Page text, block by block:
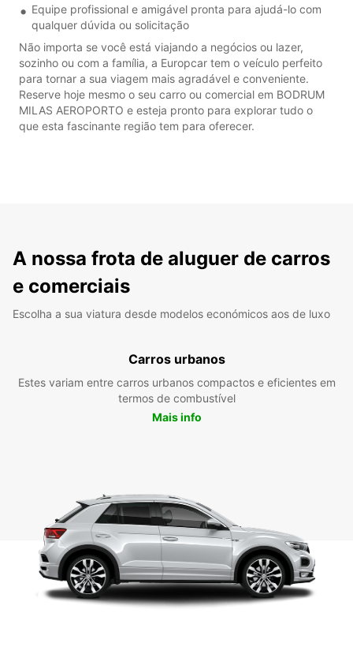
Equipe profissional e amigável pronta para ajudá-lo com
qualquer dúvida ou solicitação
Não importa se você está viajando a negócios ou lazer,
sozinho ou com a família, a Europcar tem o veículo perfeito
para tornar a sua viagem mais agradável e conveniente.
Reserve hoje mesmo o seu carro ou comercial em BODRUM
MILAS AEROPORTO e esteja pronto para explorar tudo o
que esta fascinante região tem para oferecer.
A nossa frota de aluguer de carros
e comerciais
Escolha a sua viatura desde modelos económicos aos de luxo
Carros urbanos
Estes variam entre carros urbanos compactos e eficientes em
termos de combustível
Mais info